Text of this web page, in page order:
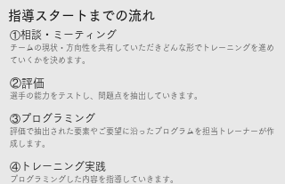
指導スタートまでの流れ
①相談・ミーティング
チームの現状・方向性を共有していただきどんな形でトレーニングを進め
ていくかを決めます。
②評価
選手の能力をテストし、問題点を抽出していきます。
③プログラミング
評価で抽出された要素やご要望に沿ったプログラムを担当トレーナーが作
成します。
④トレーニング実践
プログラミングした内容を指導していきます。